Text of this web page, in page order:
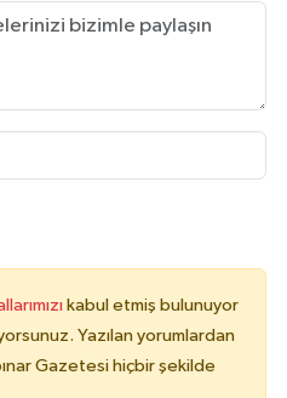
kabul etmiş bulunuyor
Yazılan yorumlardan
Gazetesi hiçbir şekilde